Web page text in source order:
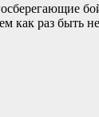
как раз быть